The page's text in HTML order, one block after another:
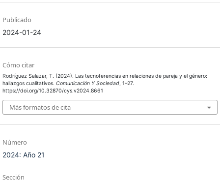
Publicado
2024-01-24
Cómo citar
Rodríguez Salazar, T. (2024). Las tecnoferencias en relaciones de pareja y el género:
hallazgos cualitativos. Comunicación Y Sociedad, 1–27.
https://doi.org/10.32870/cys.v2024.8661
Más formatos de cita
Número
2024: Año 21
Sección